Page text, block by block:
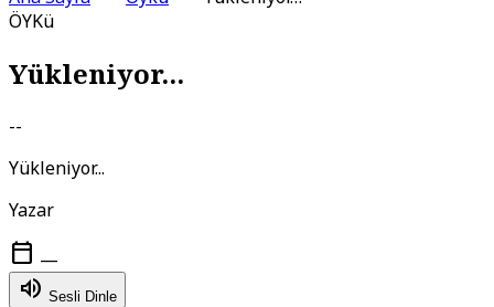
ÖYKü
Yükleniyor...
--
Yükleniyor...
Yazar
calendar_today —
volume_up Sesli Dinle